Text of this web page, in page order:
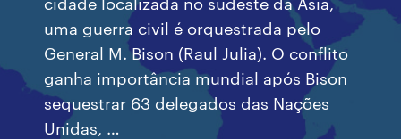
uma guerra civil é orquestrada pelo
General M. Bison (Raul Julia). O conflito
ganha importância mundial após Bison
sequestrar 63 delegados das Nações
Unidas, …